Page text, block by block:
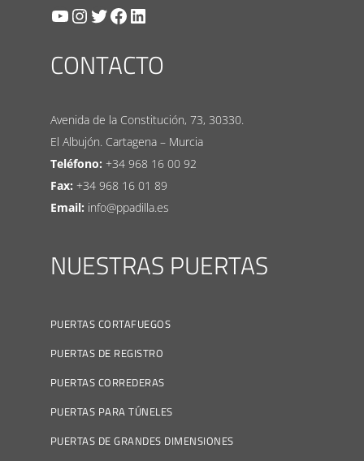
YouTube
Instagram
Twitter
Facebook
LinkedIn
CONTACTO
Avenida de la Constitución, 73, 30330.
El Albujón. Cartagena – Murcia
Teléfono: +34 968 16 00 92
Fax: +34 968 16 01 89
Email: info@ppadilla.es
NUESTRAS PUERTAS
PUERTAS CORTAFUEGOS
PUERTAS DE REGISTRO
PUERTAS CORREDERAS
PUERTAS PARA TÚNELES
PUERTAS DE GRANDES DIMENSIONES